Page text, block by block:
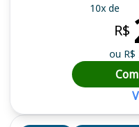
10x de
R$
ou R$